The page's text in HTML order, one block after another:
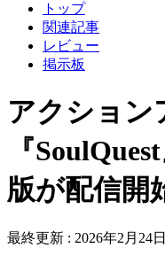
トップ
関連記事
レビュー
掲示板
アクション
『
版が配信開
最終更新 : 2026年2月24